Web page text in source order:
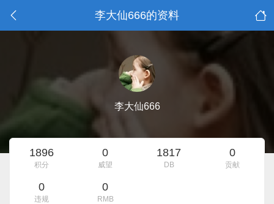
李大仙666的资料
李大仙666
1896
积分
0
威望
1817
DB
0
贡献
0
违规
0
RMB